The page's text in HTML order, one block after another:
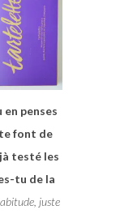
penses
font de
testé les
tu de la
juste